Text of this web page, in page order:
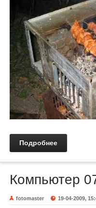
Подробнее
Компьютер
fotomaster 19-04-2009,